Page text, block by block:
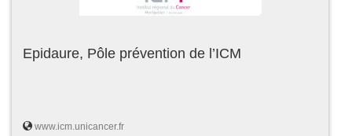
Epidaure, Pôle prévention de l’ICM
www.icm.unicancer.fr